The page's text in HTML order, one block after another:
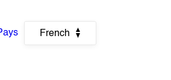
French